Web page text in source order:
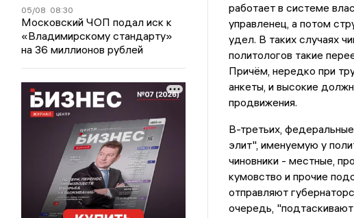
05/08 08:30
Московский ЧОП подал иск к
«Владимирскому стандарту»
на 36 миллионов рублей
работает в системе
управленец, а потом
удел. В таких случаях
политологов такие
Причём, нередко при
анкеты, и высокие
продвижения.
В-третьих,
элит", именуемую у
чиновники - местные,
кумовство и прочие
отправляют
очередь,